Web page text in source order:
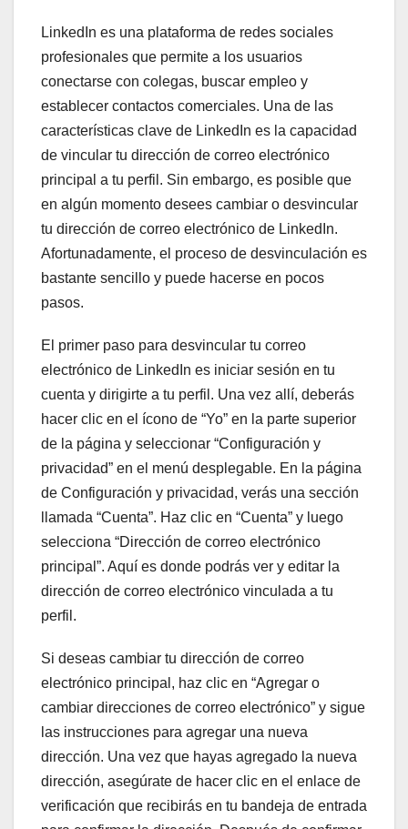
LinkedIn es una plataforma de redes sociales
profesionales que permite a los usuarios
conectarse con colegas, buscar empleo y
establecer contactos comerciales. Una de las
características clave de LinkedIn es la capacidad
de vincular tu dirección de correo electrónico
principal a tu perfil. Sin embargo, es posible que
en algún momento desees cambiar o desvincular
tu dirección de correo electrónico de LinkedIn.
Afortunadamente, el proceso de desvinculación es
bastante sencillo y puede hacerse en pocos
pasos.
El primer paso para desvincular tu correo
electrónico de LinkedIn es iniciar sesión en tu
cuenta y dirigirte a tu perfil. Una vez allí, deberás
hacer clic en el ícono de “Yo” en la parte superior
de la página y seleccionar “Configuración y
privacidad” en el menú desplegable. En la página
de Configuración y privacidad, verás una sección
llamada “Cuenta”. Haz clic en “Cuenta” y luego
selecciona “Dirección de correo electrónico
principal”. Aquí es donde podrás ver y editar la
dirección de correo electrónico vinculada a tu
perfil.
Si deseas cambiar tu dirección de correo
electrónico principal, haz clic en “Agregar o
cambiar direcciones de correo electrónico” y sigue
las instrucciones para agregar una nueva
dirección. Una vez que hayas agregado la nueva
dirección, asegúrate de hacer clic en el enlace de
verificación que recibirás en tu bandeja de entrada